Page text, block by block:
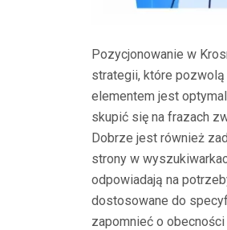
Pozycjonowanie w
strategii, które
elementem jest
skupić się na frazach
Dobrze jest również
strony w
odpowiadają na
dostosowane do
zapomnieć o